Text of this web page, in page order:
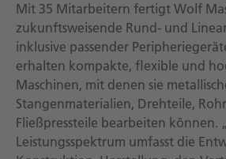
Mit 35 Mitarbeitern fertigt Wolf
zukunftsweisende Rund- und
inklusive passender
erhalten kompakte, flexible und
Maschinen, mit denen sie
Stangenmaterialien, Drehteile,
Fließpressteile bearbeiten können.
Leistungsspektrum umfasst die